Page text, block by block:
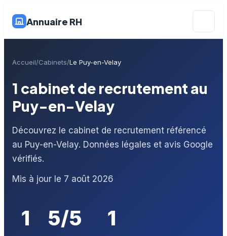
Annuaire RH
Accueil Cabinets Le Puy-en-Velay
1 cabinet de recrutement au
Puy-en-Velay
Découvrez le cabinet de recrutement référencé
au Puy-en-Velay. Données légales et avis Google
vérifiés.
Mis à jour le 7 août 2026
1 5/5 1